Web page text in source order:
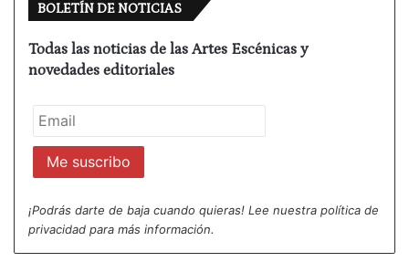
BOLETÍN DE NOTICIAS
Todas las noticias de las Artes Escénicas y
novedades editoriales
¡Podrás darte de baja cuando quieras! Lee nuestra política de
privacidad para más información.